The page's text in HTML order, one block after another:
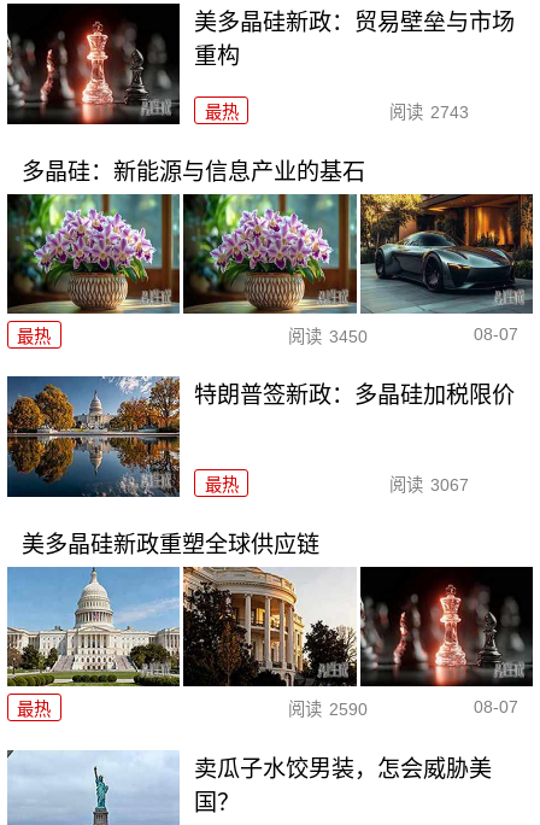
美多晶硅新政：贸易壁垒与市场
重构
最热 阅读 2743
多晶硅：新能源与信息产业的基石
最热 阅读 3450 08-07
特朗普签新政：多晶硅加税限价
最热 阅读 3067
美多晶硅新政重塑全球供应链
最热 阅读 2590 08-07
卖瓜子水饺男装，怎会威胁美
国？